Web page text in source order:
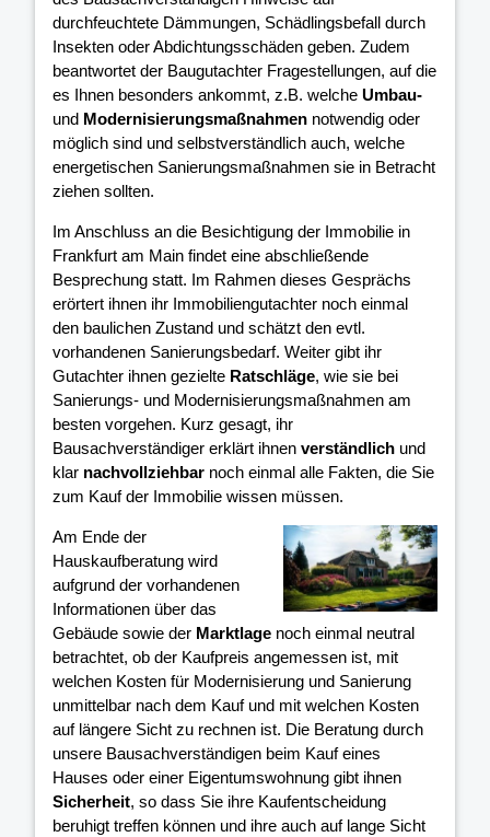
durchfeuchtete Dämmungen, Schädlingsbefall durch
Insekten oder Abdichtungsschäden geben. Zudem
beantwortet der Baugutachter Fragestellungen, auf die
es Ihnen besonders ankommt, z.B. welche Umbau-
und Modernisierungsmaßnahmen notwendig oder
möglich sind und selbstverständlich auch, welche
energetischen Sanierungsmaßnahmen sie in Betracht
ziehen sollten.
Im Anschluss an die Besichtigung der Immobilie in
Frankfurt am Main findet eine abschließende
Besprechung statt. Im Rahmen dieses Gesprächs
erörtert ihnen ihr Immobiliengutachter noch einmal
den baulichen Zustand und schätzt den evtl.
vorhandenen Sanierungsbedarf. Weiter gibt ihr
Gutachter ihnen gezielte Ratschläge, wie sie bei
Sanierungs- und Modernisierungsmaßnahmen am
besten vorgehen. Kurz gesagt, ihr
Bausachverständiger erklärt ihnen verständlich und
klar nachvollziehbar noch einmal alle Fakten, die Sie
zum Kauf der Immobilie wissen müssen.
Am Ende der
Hauskaufberatung wird
aufgrund der vorhandenen
Informationen über das
Gebäude sowie der Marktlage noch einmal neutral
betrachtet, ob der Kaufpreis angemessen ist, mit
welchen Kosten für Modernisierung und Sanierung
unmittelbar nach dem Kauf und mit welchen Kosten
auf längere Sicht zu rechnen ist. Die Beratung durch
unsere Bausachverständigen beim Kauf eines
Hauses oder einer Eigentumswohnung gibt ihnen
Sicherheit, so dass Sie ihre Kaufentscheidung
beruhigt treffen können und ihre auch auf lange Sicht